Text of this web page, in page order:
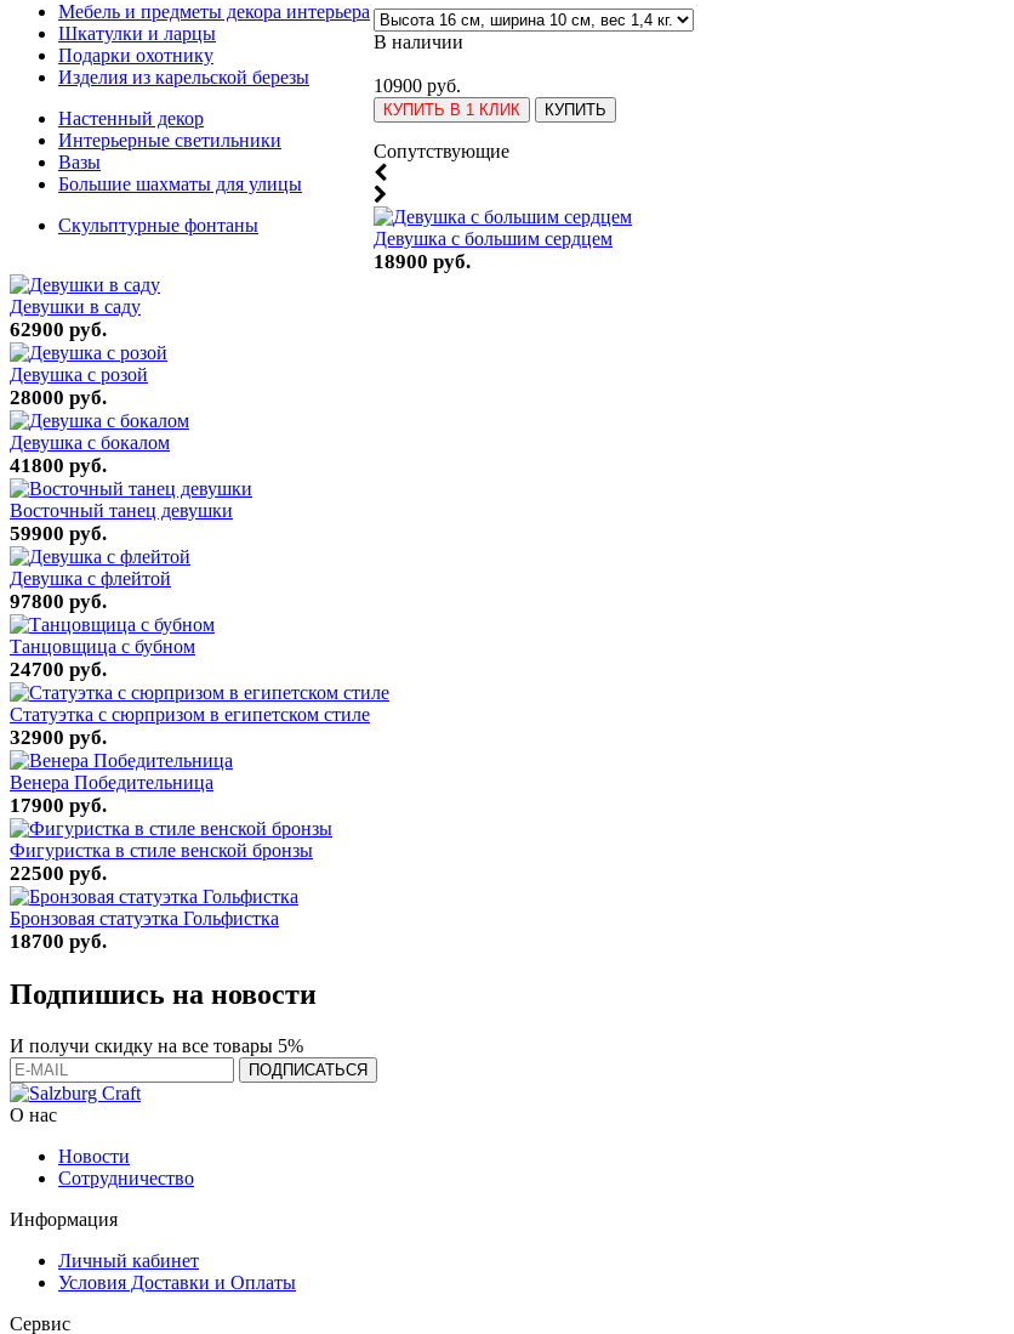
Мебель и предметы декора интерьера
Шкатулки и ларцы
Подарки охотнику
Изделия из карельской березы
Настенный декор
Интерьерные светильники
Вазы
Большие шахматы для улицы
Скульптурные фонтаны
В наличии
10900 руб.
КУПИТЬ В 1 КЛИК КУПИТЬ
Cопутствующие
Девушка с большим сердцем
18900 руб.
Девушки в саду
62900 руб.
Девушка с розой
28000 руб.
Девушка с бокалом
41800 руб.
Восточный танец девушки
59900 руб.
Девушка с флейтой
97800 руб.
Танцовщица с бубном
24700 руб.
Статуэтка с сюрпризом в египетском стиле
32900 руб.
Венера Победительница
17900 руб.
Фигуристка в стиле венской бронзы
22500 руб.
Бронзовая статуэтка Гольфистка
18700 руб.
Подпишись на новости
И получи скидку на все товары 5%
О нас
Новости
Сотрудничество
Информация
Личный кабинет
Условия Доставки и Оплаты
Сервис